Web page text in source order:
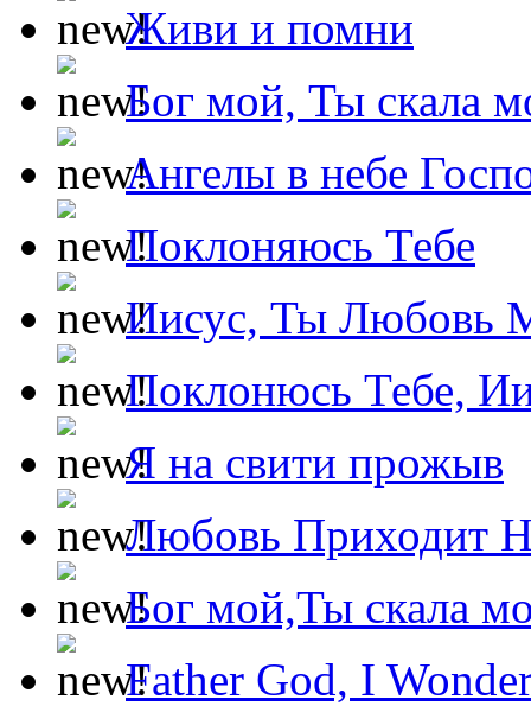
Живи и помни
Бог мой, Ты скала
Ангелы в небе
Поклоняюсь Тебе
Иисус, Ты Любовь
Поклонюсь Тебе,
Я на свити прожыв
Любовь Приходит
Бог мой,Ты скала
Father God, I